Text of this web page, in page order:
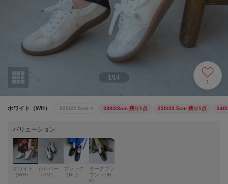
1 /14
1
ホワイト（WH） 225/22.5cm × 230/23cm 残り1点 235/23.5cm 残り1点
バリエーション
ホワイト
（WH）
シルバー
（SV）
ブラック
（BL）
ダークブラ
ウン（DB
R）